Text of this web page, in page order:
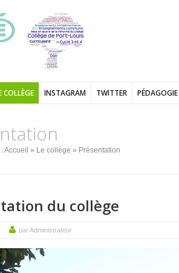
COLLÈGE INSTAGRAM TWITTER PÉDAGOGIE
Accueil » Le collège » Présentation
du collège
par Administrateur